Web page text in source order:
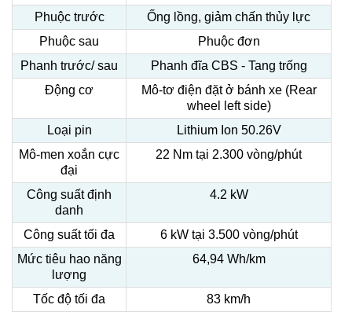
Phuộc trước
Ống lồng, giảm chấn thủy lực
Phuộc sau
Phuộc đơn
Phanh trước/ sau
Phanh đĩa CBS - Tang trống
Động cơ
Mô-tơ điện đặt ở bánh xe (Rear
wheel left side)
Loại pin
Lithium Ion 50.26V
Mô-men xoắn cực
đại
22 Nm tại 2.300 vòng/phút
Công suất định
danh
4.2 kW
Công suất tối đa
6 kW tại 3.500 vòng/phút
Mức tiêu hao năng
lượng
64,94 Wh/km
Tốc độ tối đa 83 km/h